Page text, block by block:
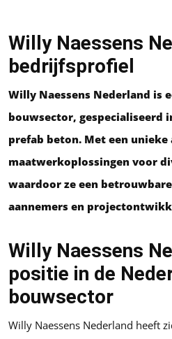
Willy Naessens
bedrijfsprofiel
Willy Naessens Nederland is
bouwsector, gespecialiseerd
prefab beton. Met een unieke
maatwerkoplossingen voor
waardoor ze een
aannemers en
Willy Naessens
positie in de
bouwsector
Willy Naessens Nederland heeft